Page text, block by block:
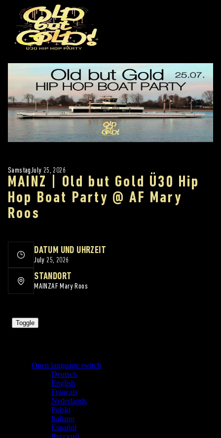
SamstagJuly 25, 2026
MAINZ | Old but Gold Ü30 Hip
Hop Boat Party @ AF Mary
Roos
DATUM UND UHRZEIT
July 25, 2026
STANDORT
MAINZAF Mary Roos